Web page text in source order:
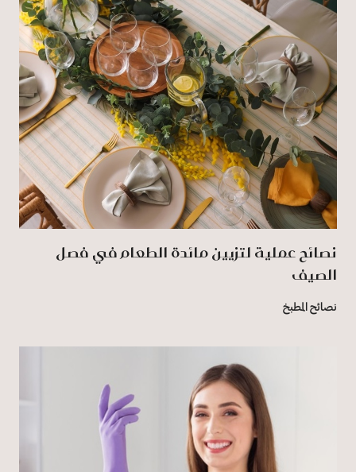
نصائح عملية لتزيين مائدة الطعام في فصل
الصيف
نصائح المطبخ